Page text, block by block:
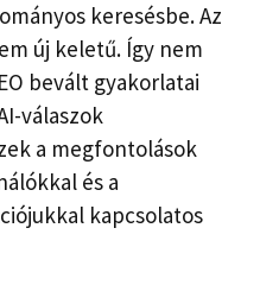
keresésbe. Az
új keletű. Így nem
bevált gyakorlatai
válaszok
a megfontolások
és a
kapcsolatos